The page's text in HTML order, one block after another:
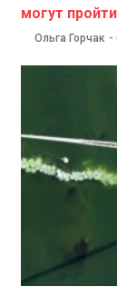
могут
Ольга Горчак -